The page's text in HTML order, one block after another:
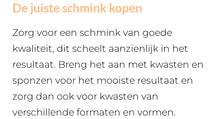
De juiste schmink kopen
Zorg voor een schmink van goede
kwaliteit, dit scheelt aanzienlijk in het
resultaat. Breng het aan met kwasten en
sponzen voor het mooiste resultaat en
zorg dan ook voor kwasten van
verschillende formaten en vormen.